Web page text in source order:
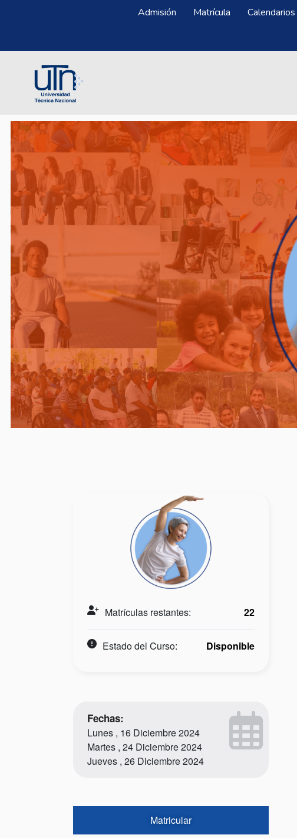
Menú Superior
Admisión Matrícula Calendarios
Matrículas restantes: 22
Estado del Curso: Disponible
Fechas:
Lunes , 16 Diciembre 2024
Martes , 24 Diciembre 2024
Jueves , 26 Diciembre 2024
Matricular